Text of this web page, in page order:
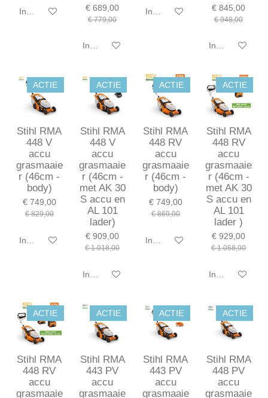
In winkelwagen € 689,00
€ 779,00
In winkelwagen
In winkelwagen € 845,00
€ 948,00
In winkelwagen
ACTIE
Stihl RMA
448 V
accu
grasmaaie
r (46cm -
body)
€ 749,00
€ 829,00
In winkelwagen
ACTIE
Stihl RMA
448 V
accu
grasmaaie
r (46cm -
met AK 30
S accu en
AL 101
lader)
€ 909,00
€ 1.018,00
In winkelwagen
ACTIE
Stihl RMA
448 RV
accu
grasmaaie
r (46cm -
body)
€ 749,00
€ 869,00
In winkelwagen
ACTIE
Stihl RMA
448 RV
accu
grasmaaie
r (46cm -
met AK 30
S accu en
AL 101
lader )
€ 929,00
€ 1.058,00
In winkelwagen
ACTIE
Stihl RMA
448 RV
accu
grasmaaie
ACTIE
Stihl RMA
443 PV
accu
grasmaaie
ACTIE
Stihl RMA
443 PV
accu
grasmaaie
ACTIE
Stihl RMA
448 PV
accu
grasmaaie